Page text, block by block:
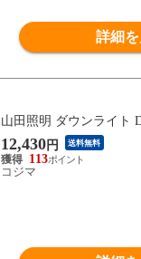
詳細
山田照明 ダウンライト
12,430円 送料無料
113
コジマ